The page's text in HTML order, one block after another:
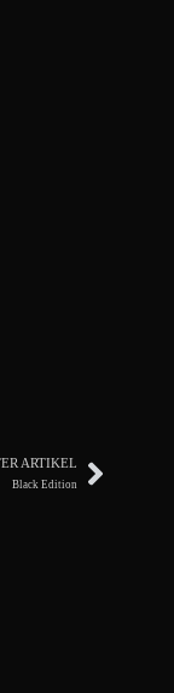
ARTIKEL
Black Edition